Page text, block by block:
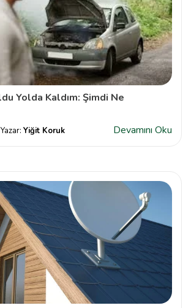
Yolda Kaldım: Şimdi Ne
Yazar: Yiğit Koruk Devamını Oku